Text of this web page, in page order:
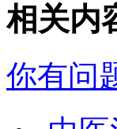
相关内
你有问